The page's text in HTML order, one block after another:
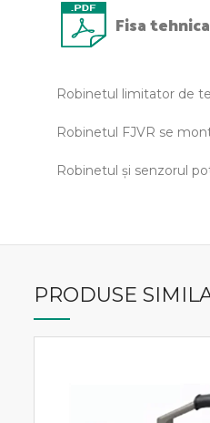
Fisa
Robinetul limitator de
Robinetul FJVR se
Robinetul şi senzorul
PRODUSE